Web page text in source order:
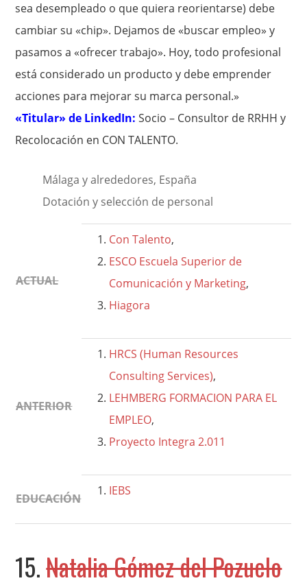
sea desempleado o que quiera reorientarse) debe
cambiar su «chip». Dejamos de «buscar empleo» y
pasamos a «ofrecer trabajo». Hoy, todo profesional
está considerado un producto y debe emprender
acciones para mejorar su marca personal.»
«Titular» de LinkedIn:Socio – Consultor de RRHH y
Recolocación en CON TALENTO.
Málaga y alrededores, España
Dotación y selección de personal
ACTUAL
Con Talento,
ESCO Escuela Superior de
Comunicación y Marketing,
Hiagora
ANTERIOR
HRCS (Human Resources
Consulting Services),
LEHMBERG FORMACION PARA EL
EMPLEO,
Proyecto Integra 2.011
EDUCACIÓN
IEBS
15.Natalia Gómez del Pozuelo